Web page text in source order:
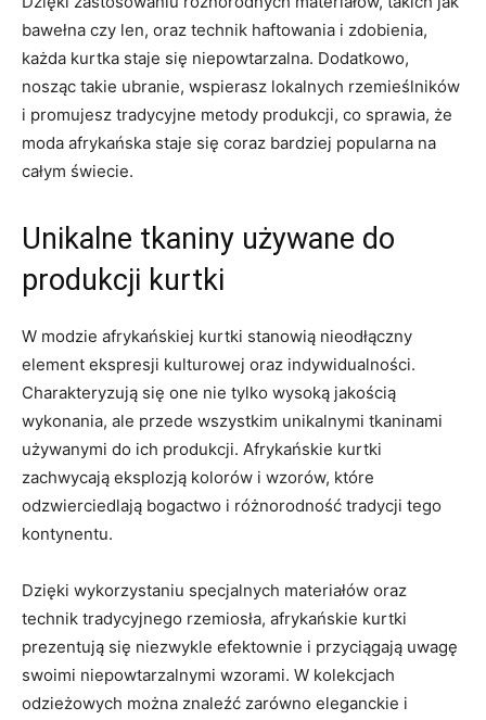
bawełna czy len, oraz technik ‍haftowania i zdobienia,
każda ‍kurtka‍ staje‍ się⁢ niepowtarzalna. Dodatkowo,
nosząc takie⁢ ubranie, wspierasz lokalnych ‌rzemieślników
i promujesz ⁣tradycyjne ‌metody produkcji, co sprawia, ⁤że
moda afrykańska staje się coraz bardziej popularna na
całym świecie.
Unikalne tkaniny używane do
produkcji kurtki
W modzie afrykańskiej kurtki stanowią nieodłączny
element ekspresji kulturowej oraz indywidualności.
Charakteryzują ⁤się​ one nie ⁤tylko wysoką jakością
wykonania, ‍ale przede wszystkim unikalnymi ​tkaninami
używanymi do ich produkcji. Afrykańskie kurtki
zachwycają eksplozją ‍kolorów i wzorów, które⁣
odzwierciedlają bogactwo i różnorodność tradycji tego
kontynentu.
Dzięki wykorzystaniu⁢ specjalnych materiałów oraz
technik tradycyjnego rzemiosła, afrykańskie kurtki
prezentują się niezwykle efektownie i przyciągają uwagę
swoimi⁤ niepowtarzalnymi wzorami. W kolekcjach
odzieżowych można znaleźć zarówno eleganckie i